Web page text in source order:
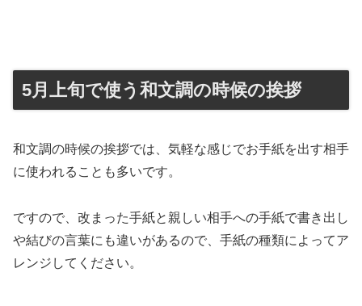
5月上旬で使う和文調の時候の挨拶
和文調の時候の挨拶では、気軽な感じでお手紙を出す相手
に使われることも多いです。
ですので、改まった手紙と親しい相手への手紙で書き出し
や結びの言葉にも違いがあるので、手紙の種類によってア
レンジしてください。